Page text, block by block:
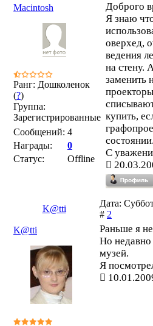
Macintosh
Ранг: Дошколенок
(?)
Группа:
Зарегистрированные
Сообщений: 4
Награды:
0
Статус:
Offline
Доброго
Я знаю
оверхед,
ведения
на стену.
заменить
купить,
состоянии.
С
K@tti
Дата:
# 2
K@tti
Раньше я не
Но
музей.
Я